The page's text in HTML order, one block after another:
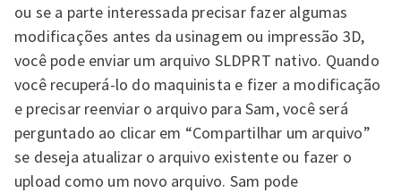
ou se a parte interessada precisar fazer algumas
modificações antes da usinagem ou impressão 3D,
você pode enviar um arquivo SLDPRT nativo. Quando
você recuperá-lo do maquinista e fizer a modificação
e precisar reenviar o arquivo para Sam, você será
perguntado ao clicar em “Compartilhar um arquivo”
se deseja atualizar o arquivo existente ou fazer o
upload como um novo arquivo. Sam pode